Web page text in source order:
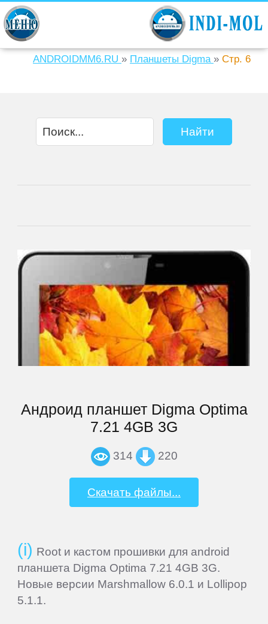
ANDROIDMM6.RU » Планшеты Digma » Стр. 6
Андроид планшет Digma Optima
7.21 4GB 3G
314 220
Скачать файлы...
Root и кастом прошивки для android
планшета Digma Optima 7.21 4GB 3G.
Новые версии Marshmallow 6.0.1 и Lollipop
5.1.1.